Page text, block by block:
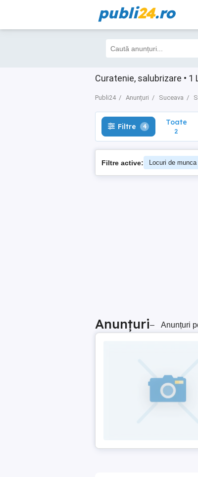
publi24.ro
Curatenie, salubrizare •
Publi24 Anunțuri Suceava
Filtre 4 Toate
2
Filtre 4 Toate
2
Filtre active: Locuri de munca
Anunțuri– Anunțuri